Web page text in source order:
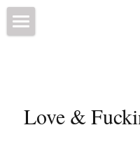
営業情報
Love &